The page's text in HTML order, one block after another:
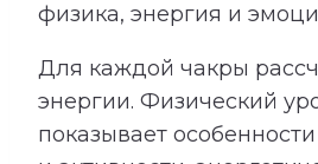
физика, энергия и
Для каждой чакры
энергии. Физический
показывает